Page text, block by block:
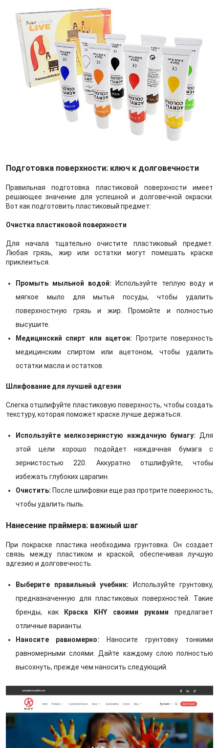
Подготовка поверхности: ключ к долговечности
Правильная подготовка пластиковой поверхности имеет
решающее значение для успешной и долговечной окраски.
Вот как подготовить пластиковый предмет:
Очистка пластиковой поверхности
Для начала тщательно очистите пластиковый предмет.
Любая грязь, жир или остатки могут помешать краске
приклеиться.
Промыть мыльной водой: Используйте теплую воду и
мягкое мыло для мытья посуды, чтобы удалить
поверхностную грязь и жир. Промойте и полностью
высушите.
Медицинский спирт или ацетон: Протрите поверхность
медицинским спиртом или ацетоном, чтобы удалить
остатки масла и остатков.
Шлифование для лучшей адгезии
Слегка отшлифуйте пластиковую поверхность, чтобы создать
текстуру, которая поможет краске лучше держаться.
Используйте мелкозернистую наждачную бумагу: Для
этой цели хорошо подойдет наждачная бумага с
зернистостью 220. Аккуратно отшлифуйте, чтобы
избежать глубоких царапин.
Очистить: После шлифовки еще раз протрите поверхность,
чтобы удалить пыль.
Нанесение праймера: важный шаг
При покраске пластика необходима грунтовка. Он создает
связь между пластиком и краской, обеспечивая лучшую
адгезию и долговечность.
Выберите правильный учебник: Используйте грунтовку,
предназначенную для пластиковых поверхностей. Такие
бренды, как
Краска KHY своими руками предлагает
отличные варианты.
Наносите равномерно: Наносите грунтовку тонкими
равномерными слоями. Дайте каждому слою полностью
высохнуть, прежде чем наносить следующий.